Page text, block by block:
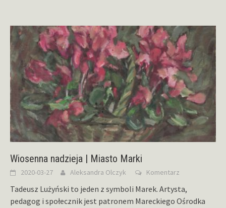
Wiosenna nadzieja | Miasto Marki
2020-03-27 Aleksandra Olczyk Komentarz
Tadeusz Lużyński to jeden z symboli Marek. Artysta,
pedagog i społecznik jest patronem Mareckiego Ośrodka